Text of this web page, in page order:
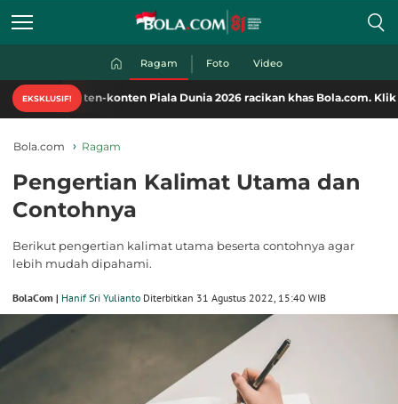
Ragam Foto Video
EKSKLUSIF!
konten Piala Dunia 2026 racikan khas Bola.com. Klik di sini!
Bola.com Ragam
Pengertian Kalimat Utama dan
Contohnya
Berikut pengertian kalimat utama beserta contohnya agar
lebih mudah dipahami.
BolaCom | Hanif Sri Yulianto Diterbitkan 31 Agustus 2022, 15:40 WIB